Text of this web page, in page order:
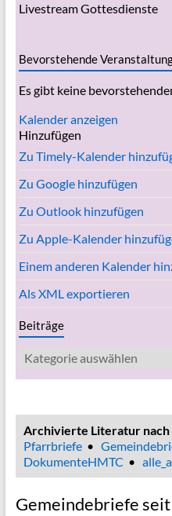
Livestream Gottesdienste
Bevorstehende
Es gibt keine
Kalender anzeigen
Hinzufügen
Zu Timely-Kalender
Zu Google hinzufügen
Zu Outlook hinzufügen
Zu Apple-Kalender
Einem anderen Kalender
Als XML exportieren
Beiträge
Beiträge
Archivierte Literatur nach
Pfarrbriefe•
DokumenteHMTC •
Gemeindebriefe